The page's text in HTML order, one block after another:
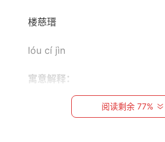
楼慈瑨
lóu cí jìn
寓意解释：
慈：指慈爱、和善、仁慈。
阅读剩余 77%